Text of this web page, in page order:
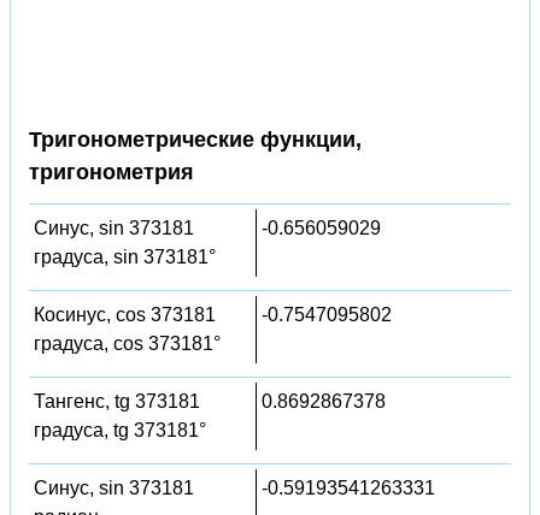
Тригонометрические функции,
тригонометрия
Синус, sin 373181
градуса, sin 373181°
-0.656059029
Косинус, cos 373181
градуса, cos 373181°
-0.7547095802
Тангенс, tg 373181
градуса, tg 373181°
0.8692867378
Синус, sin 373181
-0.59193541263331